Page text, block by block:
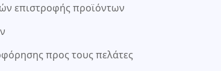
επιστροφής προϊόντων
προς τους πελάτες